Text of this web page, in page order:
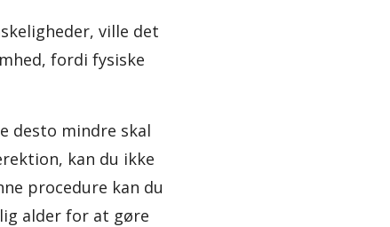
ville det
fordi fysiske
desto mindre skal
kan du ikke
procedure kan du
alder for at gøre